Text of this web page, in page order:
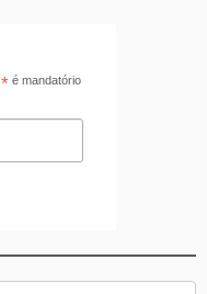
*é mandatório